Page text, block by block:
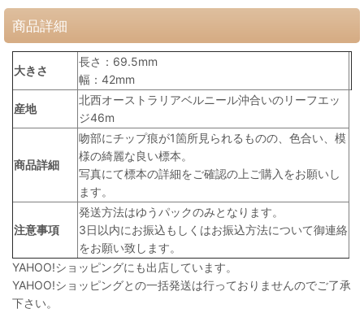
商品詳細
大きさ
長さ：69.5mm
幅：42mm
産地
北西オーストラリアベルニール沖合いのリーフエッ
ジ46m
商品詳細
吻部にチップ痕が1箇所見られるものの、色合い、模
様の綺麗な良い標本。
写真にて標本の詳細をご確認の上ご購入をお願いし
ます。
注意事項
発送方法はゆうパックのみとなります。
3日以内にお振込もしくはお振込方法について御連絡
をお願い致します。
YAHOO!ショッピングにも出店しています。
YAHOO!ショッピングとの一括発送は行っておりませんのでご了承
下さい。